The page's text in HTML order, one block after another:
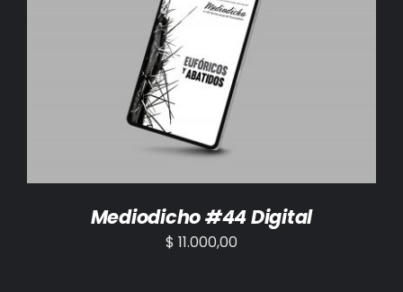
AÑADIR AL CARRITO /
Mediodicho #44 Digital
$ 11.000,00